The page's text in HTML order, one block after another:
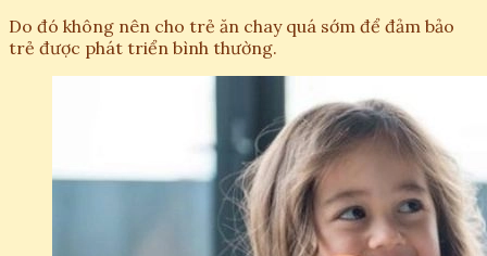
Do đó không nên cho trẻ ăn chay quá sớm để đảm bảo
trẻ được phát triển bình thường.